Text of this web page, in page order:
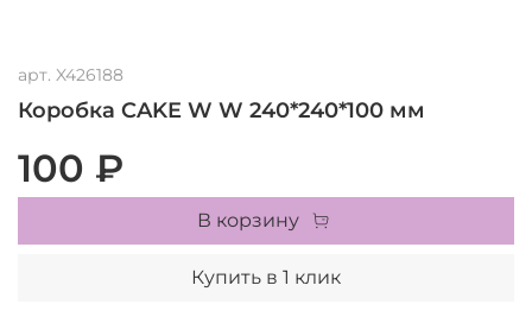
арт. X426188
Коробка CAKE W W 240*240*100 мм
100 ₽
В корзину
Купить в 1 клик